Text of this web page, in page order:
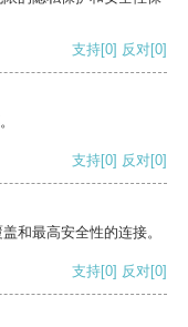
支持[0] 反对[0]
支持[0] 反对[0]
和最高安全性的连接。
支持[0] 反对[0]